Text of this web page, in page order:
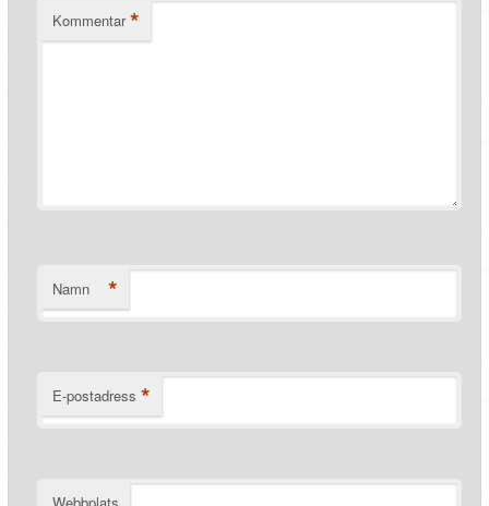
Kommentar *
Namn *
E-postadress *
Webbplats